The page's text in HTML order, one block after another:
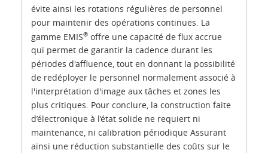
évite ainsi les rotations régulières de personnel
pour maintenir des opérations continues. La
gamme EMIS® offre une capacité de flux accrue
qui permet de garantir la cadence durant les
périodes d'affluence, tout en donnant la possibilité
de redéployer le personnel normalement associé à
l'interprétation d'image aux tâches et zones les
plus critiques. Pour conclure, la construction faite
d’électronique à l’état solide ne requiert ni
maintenance, ni calibration périodique Assurant
ainsi une réduction substantielle des coûts sur le